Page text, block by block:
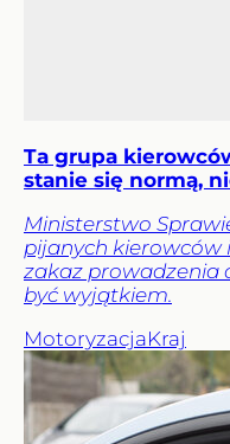
Ta grupa
stanie się normą,
Ministerstwo
pijanych kierowców
zakaz prowadzenia
być wyjątkiem.
MotoryzacjaKraj